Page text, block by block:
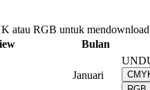
atau RGB untuk
Bulan
Januari